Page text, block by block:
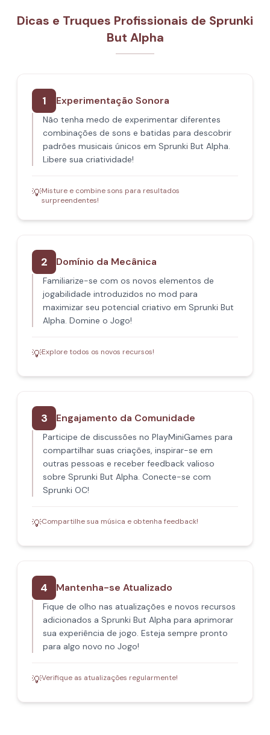
Dicas e Truques Profissionais de Sprunki
But Alpha
1 Experimentação Sonora
Não tenha medo de experimentar diferentes
combinações de sons e batidas para descobrir
padrões musicais únicos em Sprunki But Alpha.
Libere sua criatividade!
💡Misture e combine sons para resultados
surpreendentes!
2 Domínio da Mecânica
Familiarize-se com os novos elementos de
jogabilidade introduzidos no mod para
maximizar seu potencial criativo em Sprunki But
Alpha. Domine o Jogo!
💡Explore todos os novos recursos!
3 Engajamento da Comunidade
Participe de discussões no PlayMiniGames para
compartilhar suas criações, inspirar-se em
outras pessoas e receber feedback valioso
sobre Sprunki But Alpha. Conecte-se com
Sprunki OC!
💡Compartilhe sua música e obtenha feedback!
4 Mantenha-se Atualizado
Fique de olho nas atualizações e novos recursos
adicionados a Sprunki But Alpha para aprimorar
sua experiência de jogo. Esteja sempre pronto
para algo novo no Jogo!
💡Verifique as atualizações regularmente!